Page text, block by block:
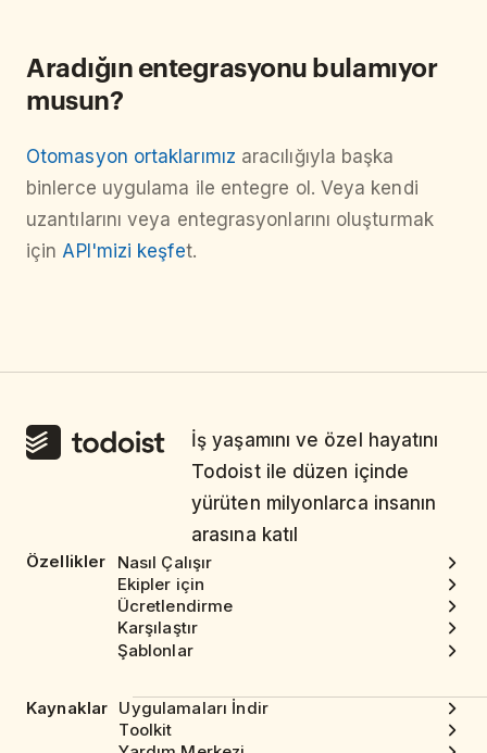
Aradığın entegrasyonu bulamıyor
musun?
Otomasyon ortaklarımız aracılığıyla başka
binlerce uygulama ile entegre ol. Veya kendi
uzantılarını veya entegrasyonlarını oluşturmak
için API'mizi keşfet.
İş yaşamını ve özel hayatını
Todoist ile düzen içinde
yürüten milyonlarca insanın
arasına katıl
Özellikler
Nasıl Çalışır
Ekipler için
Ücretlendirme
Karşılaştır
Şablonlar
Kaynaklar Uygulamaları İndir
Toolkit